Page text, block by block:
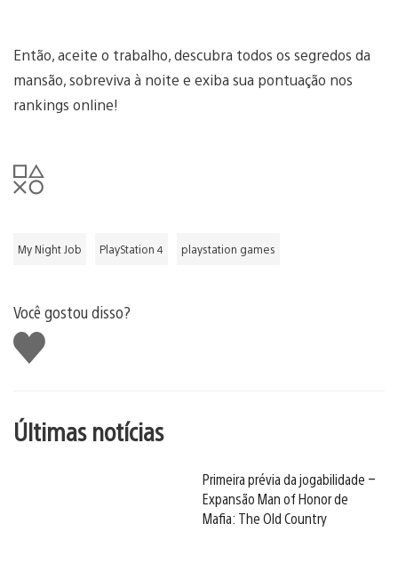
Então, aceite o trabalho, descubra todos os segredos da
mansão, sobreviva à noite e exiba sua pontuação nos
rankings online!
My Night Job PlayStation 4 playstation games
Você gostou disso?
Curtir
Últimas notícias
Primeira prévia da jogabilidade –
Expansão Man of Honor de
Mafia: The Old Country